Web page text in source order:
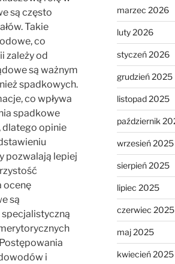
są często
Takie
co
zależy od
są ważnym
spadkowych.
co wpływa
spadkowe
dlatego opinie
pozwalają lepiej
ocenę
są
i
marzec 2026
luty 2026
styczeń 2026
grudzień 2025
listopad 2025
październik
wrzesień 2025
sierpień 2025
lipiec 2025
czerwiec 2025
maj 2025
kwiecień 2025